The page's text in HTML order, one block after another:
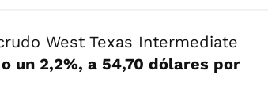
West Texas Intermediate
un 2,2%, a 54,70 dólares por